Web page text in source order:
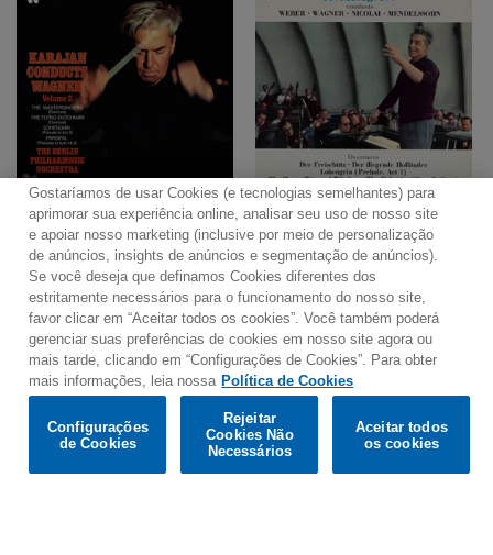
Would you prefer to visit our website in English?
Confirm
Gostaríamos de usar Cookies (e tecnologias semelhantes) para
aprimorar sua experiência online, analisar seu uso de nosso site
e apoiar nosso marketing (inclusive por meio de personalização
de anúncios, insights de anúncios e segmentação de anúncios).
Se você deseja que definamos Cookies diferentes dos
estritamente necessários para o funcionamento do nosso site,
favor clicar em “Aceitar todos os cookies”. Você também poderá
gerenciar suas preferências de cookies em nosso site agora ou
mais tarde, clicando em “Configurações de Cookies”. Para obter
mais informações, leia nossa Política de Cookies
Configurações
de Cookies
Rejeitar
Cookies Não
Necessários
Aceitar todos
os cookies